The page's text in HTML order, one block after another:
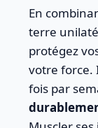
En
terre
protégez
votre force.
fois par